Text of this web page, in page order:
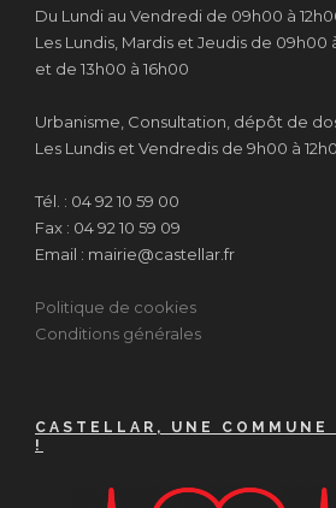
Du Lundi au Vendredi de 09h00 à
Les Lundis, Mardis et Jeudis de 09h00
et de 13h00 à 16h00
Urbanisme, Consultation, dépôt de
Les Lundis et Vendredis de 9h00 à
Tél. : 04 92 10 59 00
Fax : 04 92 10 59 09
Email : mairie@castellar.fr
Politique de cookies
Conditions générales
CASTELLAR, UNE
!